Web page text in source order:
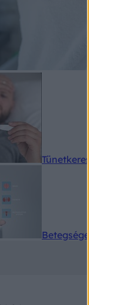
Tünetkereső
Betegségek A-Z